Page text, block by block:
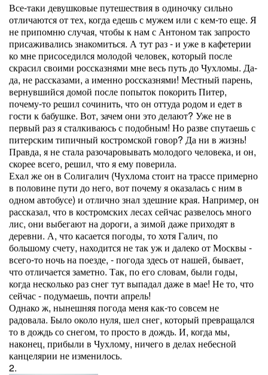
Все-таки девушковые путешествия в одиночку сильно
отличаются от тех, когда едешь с мужем или с кем-то еще. Я
не припомню случая, чтобы к нам с Антоном так запросто
присаживались знакомиться. А тут раз - и уже в кафетерии
ко мне присоседился молодой человек, который после
скрасил своими россказнями мне весь путь до Чухломы. Да-
да, не рассказами, а именно россказнями! Местный парень,
вернувшийся домой после попыток покорить Питер,
почему-то решил сочинить, что он оттуда родом и едет в
гости к бабушке. Вот, зачем они это делают? Уже не в
первый раз я сталкиваюсь с подобным! Но разве спутаешь с
питерским типичный костромской говор? Да ни в жизнь!
Правда, я не стала разочаровывать молодого человека, и он,
скорее всего, решил, что я ему поверила.
Ехал же он в Солигалич (Чухлома стоит на трассе примерно
в половине пути до него, вот почему я оказалась с ним в
одном автобусе) и отлично знал здешние края. Например, он
рассказал, что в костромских лесах сейчас развелось много
лис, они выбегают на дороги, а зимой даже приходят в
деревни. А, что касается погоды, то хотя Галич, по
большому счету, находится не так уж и далеко от Москвы -
всего-то ночь на поезде, - погода здесь от нашей, бывает,
что отличается заметно. Так, по его словам, были годы,
когда несколько раз снег тут выпадал даже в мае! Не то, что
сейчас - подумаешь, почти апрель!
Однако ж, нынешняя погода меня как-то совсем не
радовала. Было около нуля, шел снег, который превращался
то в дождь со снегом, то просто в дождь. И, когда мы,
наконец, прибыли в Чухлому, ничего в делах небесной
канцелярии не изменилось.
2.